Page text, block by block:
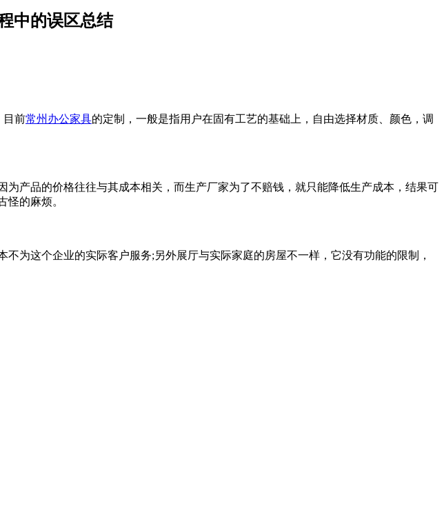
中的误区总结
目前常州办公家具的定制，一般是指用户在固有工艺的基础上，自由选择材质、颜色，调
品的价格往往与其成本相关，而生产厂家为了不赔钱，就只能降低生产成本，结果可
的麻烦。
这个企业的实际客户服务;另外展厅与实际家庭的房屋不一样，它没有功能的限制，